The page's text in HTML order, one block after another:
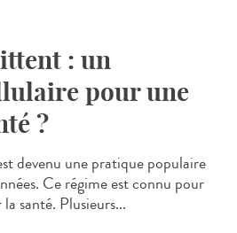
: un
pour une
?
devenu une pratique populaire
Ce régime est connu pour
santé. Plusieurs...